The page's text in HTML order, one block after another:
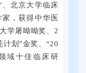
业
生
就
业
促
、北京大学临床
，获得中华医
学屠呦呦奖、2
计划”金奖、“20
域十佳临床研